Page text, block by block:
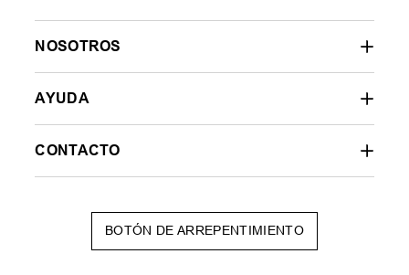
NOSOTROS
AYUDA
CONTACTO
BOTÓN DE ARREPENTIMIENTO